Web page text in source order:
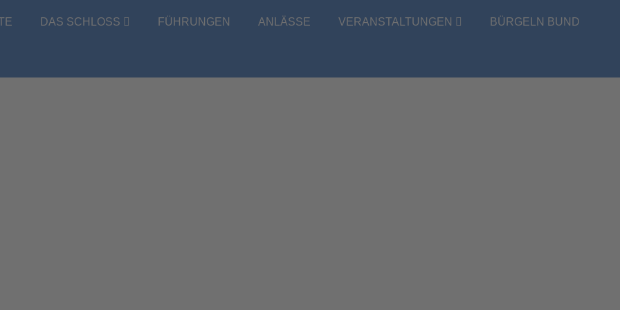
DAS SCHLOSS FÜHRUNGEN ANLÄSSE VERANSTALTUNGEN BÜRGELN BUND